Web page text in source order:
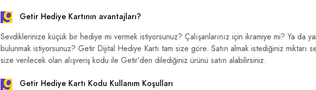
Getir Hediye Kartının avantajları?
Sevdiklerinize küçük bir hediye mi vermek istiyorsunuz? Çalışanlarınız için ikramiye mi? Ya da
bulunmak istiyorsunuz? Getir Dijital Hediye Kartı tam size göre. Satın almak istediğiniz miktarı
size verilecek olan alışveriş kodu ile Getir’den dilediğiniz ürünü satın alabilirsiniz.
Getir Hediye Kartı Kodu Kullanım Koşulları